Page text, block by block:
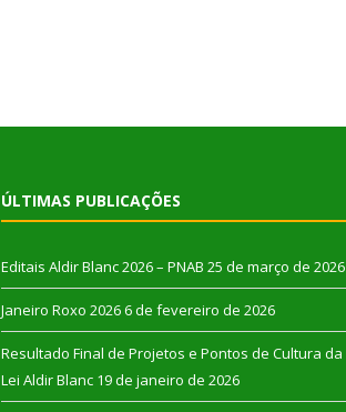
ÚLTIMAS PUBLICAÇÕES
Editais Aldir Blanc 2026 – PNAB 25 de março de 2026
Janeiro Roxo 2026 6 de fevereiro de 2026
Resultado Final de Projetos e Pontos de Cultura da
Lei Aldir Blanc 19 de janeiro de 2026